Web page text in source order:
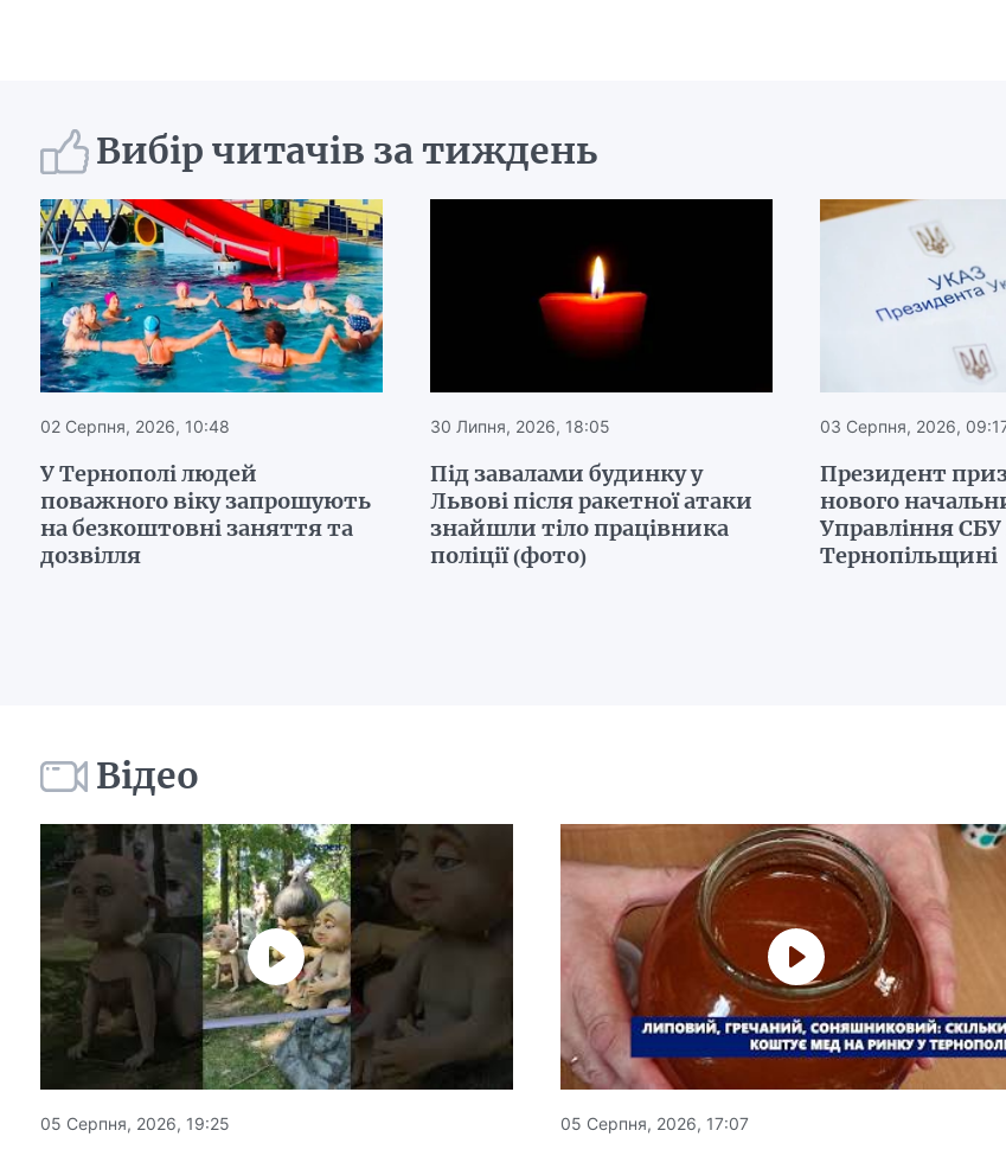
Вибір читачів за тиждень
02 Серпня, 2026, 10:48
У Тернополі людей
поважного віку запрошують
на безкоштовні заняття та
дозвілля
30 Липня, 2026, 18:05
Під завалами будинку у
Львові після ракетної атаки
знайшли тіло працівника
поліції (фото)
03 Серпня, 2026,
Президент
нового
Управління СБУ
Тернопільщині
Відео
05 Серпня, 2026, 19:25 05 Серпня, 2026, 17:07